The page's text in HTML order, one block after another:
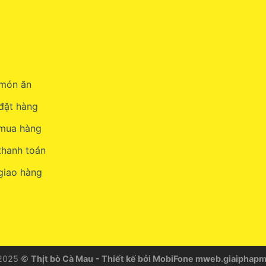
ăn
hàng
hàng
toán
hàng
© Thịt bò Cà Mau - Thiết kế bởi MobiFone